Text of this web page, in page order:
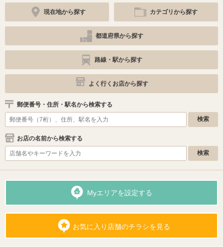
現在地から探す カテゴリから探す
都道府県から探す
路線・駅から探す
よく行くお店から探す
郵便番号・住所・駅名から検索する
お店の名前から検索する
Myエリアを設定する
お気に入り店舗のチラシを見る